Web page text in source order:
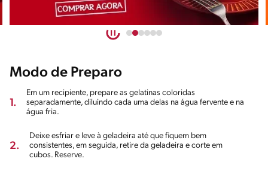
Modo de Preparo
1.
Em um recipiente, prepare as gelatinas coloridas
separadamente, diluindo cada uma delas na água fervente e na
água fria.
2.
Deixe esfriar e leve à geladeira até que fiquem bem
consistentes, em seguida, retire da geladeira e corte em
cubos. Reserve.